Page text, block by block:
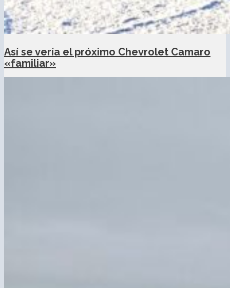
Así se vería el próximo Chevrolet Camaro
«familiar»